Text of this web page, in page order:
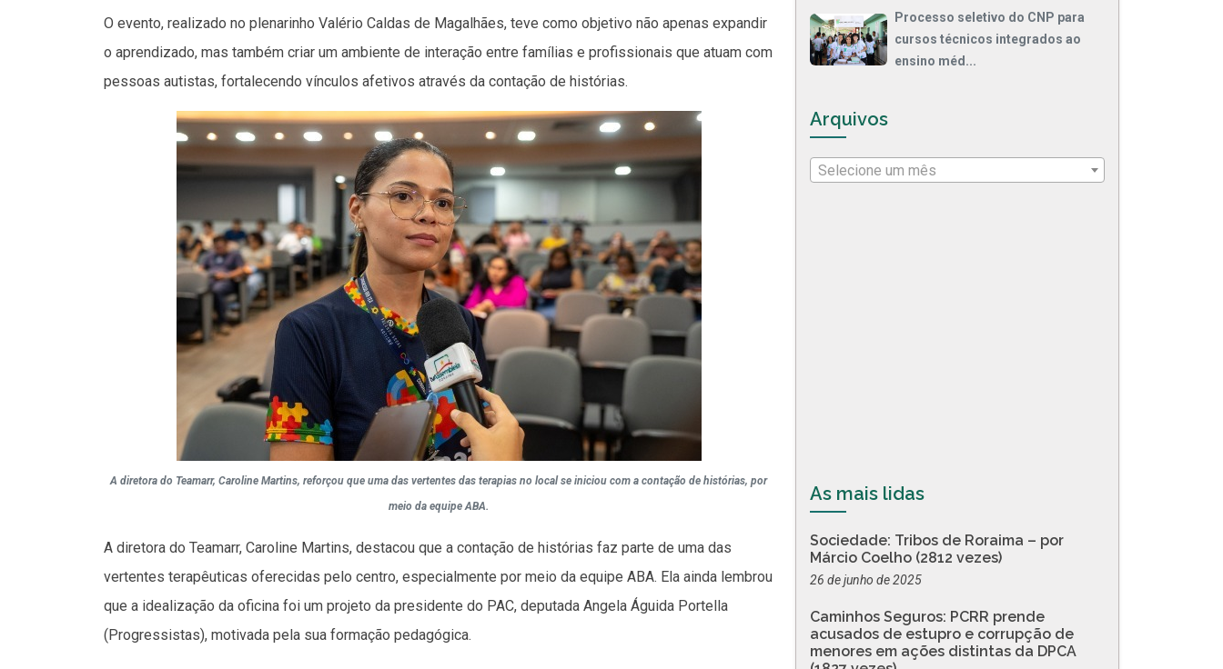
O evento, realizado no plenarinho Valério Caldas de Magalhães, teve como objetivo não apenas expandir
o aprendizado, mas também criar um ambiente de interação entre famílias e profissionais que atuam com
pessoas autistas, fortalecendo vínculos afetivos através da contação de histórias.
A diretora do Teamarr, Caroline Martins, reforçou que uma das vertentes das terapias no local se iniciou com a contação de histórias, por
meio da equipe ABA.
A diretora do Teamarr, Caroline Martins, destacou que a contação de histórias faz parte de uma das
vertentes terapêuticas oferecidas pelo centro, especialmente por meio da equipe ABA. Ela ainda lembrou
que a idealização da oficina foi um projeto da presidente do PAC, deputada Angela Águida Portella
(Progressistas), motivada pela sua formação pedagógica.
Processo seletivo do CNP para
cursos técnicos integrados ao
ensino méd...
Arquivos
Selecione um mês
As mais lidas
Sociedade: Tribos de Roraima – por
Márcio Coelho (2812 vezes)
26 de junho de 2025
Caminhos Seguros: PCRR prende
acusados de estupro e corrupção de
menores em ações distintas da DPCA